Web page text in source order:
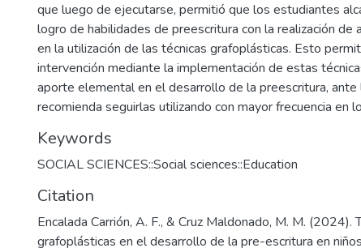
que luego de ejecutarse, permitió que los estudiantes
logro de habilidades de preescritura con la realización de
en la utilización de las técnicas grafoplásticas. Esto
intervención mediante la implementación de estas
aporte elemental en el desarrollo de la preescritura, ante
recomienda seguirlas utilizando con mayor frecuencia en
Keywords
SOCIAL SCIENCES::Social sciences::Education
Citation
Encalada Carrión, A. F., & Cruz Maldonado, M. M. (2024).
grafoplásticas en el desarrollo de la pre-escritura en